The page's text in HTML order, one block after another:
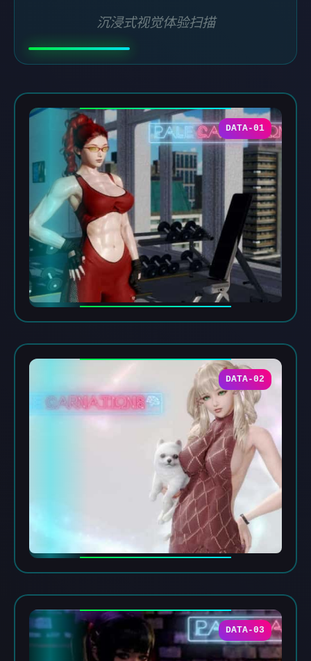
沉浸式视觉体验扫描
DATA-01
DATA-02
DATA-03